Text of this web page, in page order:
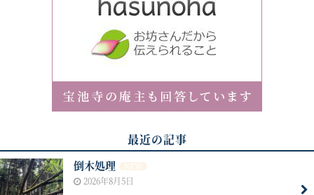
最近の記事
倒木処理
2026年8月5日